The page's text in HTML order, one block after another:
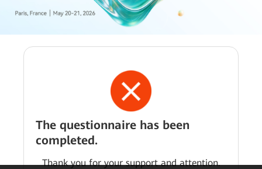
The questionnaire has been
completed.
Thank you for your support and attention.